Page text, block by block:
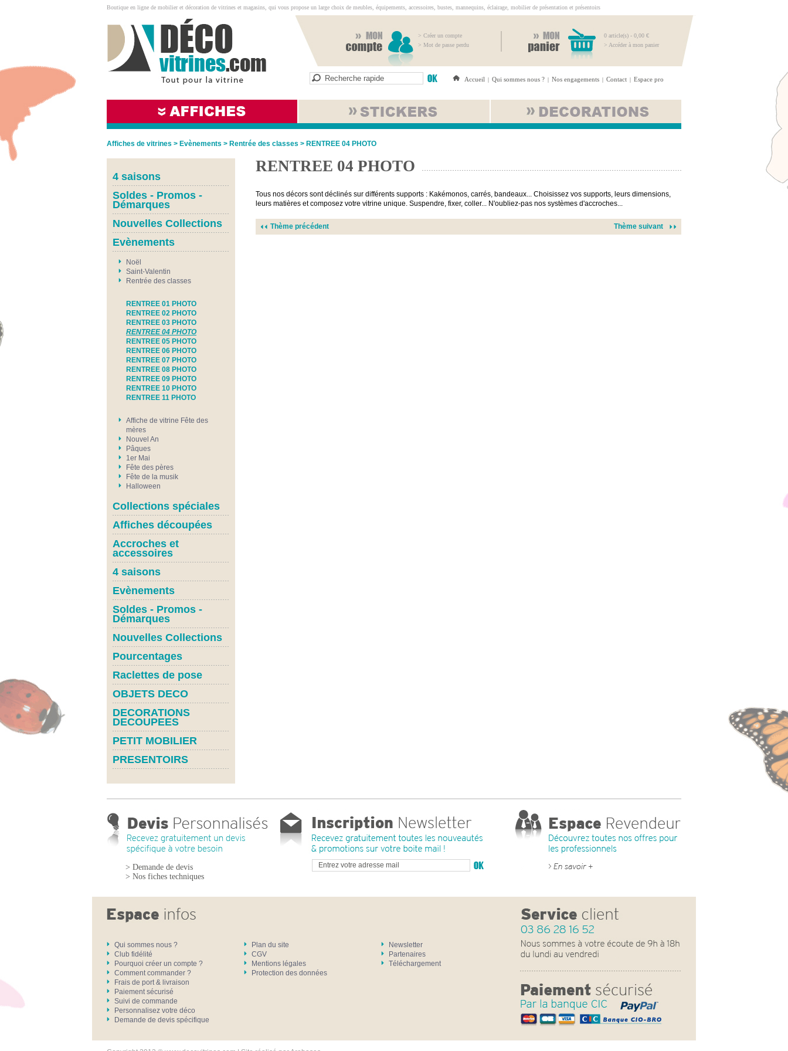
Boutique en ligne de mobilier et décoration de vitrines et magasins, qui vous propose un large choix de meubles, équipements, accessoires, bustes, mannequins, éclairage, mobilier de présentation et présentoirs
> Créer un compte
> Mot de passe perdu
0 article(s) - 0,00 €
> Accéder à mon panier
Accueil | Qui sommes nous ? | Nos engagements | Contact | Espace pro
Affiches de vitrines > Evènements > Rentrée des classes > RENTREE 04 PHOTO
4 saisons
Soldes - Promos -
Démarques
Nouvelles Collections
Evènements
Noël
Saint-Valentin
Rentrée des classes
RENTREE 01 PHOTO
RENTREE 02 PHOTO
RENTREE 03 PHOTO
RENTREE 04 PHOTO
RENTREE 05 PHOTO
RENTREE 06 PHOTO
RENTREE 07 PHOTO
RENTREE 08 PHOTO
RENTREE 09 PHOTO
RENTREE 10 PHOTO
RENTREE 11 PHOTO
Affiche de vitrine Fête des
mères
Nouvel An
Pâques
1er Mai
Fête des pères
Fête de la musik
Halloween
Collections spéciales
Affiches découpées
Accroches et
accessoires
4 saisons
Evènements
Soldes - Promos -
Démarques
Nouvelles Collections
Pourcentages
Raclettes de pose
OBJETS DECO
DECORATIONS
DECOUPEES
PETIT MOBILIER
PRESENTOIRS
RENTREE 04 PHOTO
Tous nos décors sont déclinés sur différents supports : Kakémonos, carrés, bandeaux... Choisissez vos supports, leurs dimensions,
leurs matières et composez votre vitrine unique. Suspendre, fixer, coller... N'oubliez-pas nos systèmes d'accroches...
Thème précédent Thème suivant
> Demande de devis
> Nos fiches techniques
Qui sommes nous ?
Club fidélité
Pourquoi créer un compte ?
Comment commander ?
Frais de port & livraison
Paiement sécurisé
Suivi de commande
Personnalisez votre déco
Demande de devis spécifique
Plan du site
CGV
Mentions légales
Protection des données
Newsletter
Partenaires
Téléchargement